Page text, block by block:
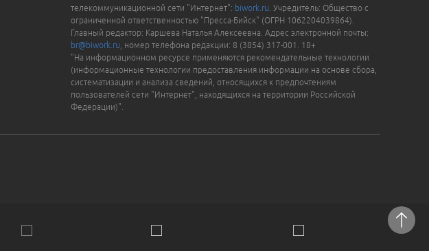
телекоммуникационной сети "Интернет": biwork.ru . Учредитель: Общество с
ограниченной ответственностью "Пресса-Бийск" (ОГРН 1062204039864).
Главный редактор: Каршева Наталья Алексеевна. Адрес электронной почты:
br@biwork.ru , номер телефона редакции: 8 (3854) 317-001. 18+
"На информационном ресурсе применяются рекомендательные технологии
(информационные технологии предоставления информации на основе сбора,
систематизации и анализа сведений, относящихся к предпочтениям
пользователей сети "Интернет", находящихся на территории Российской
Федерации)".